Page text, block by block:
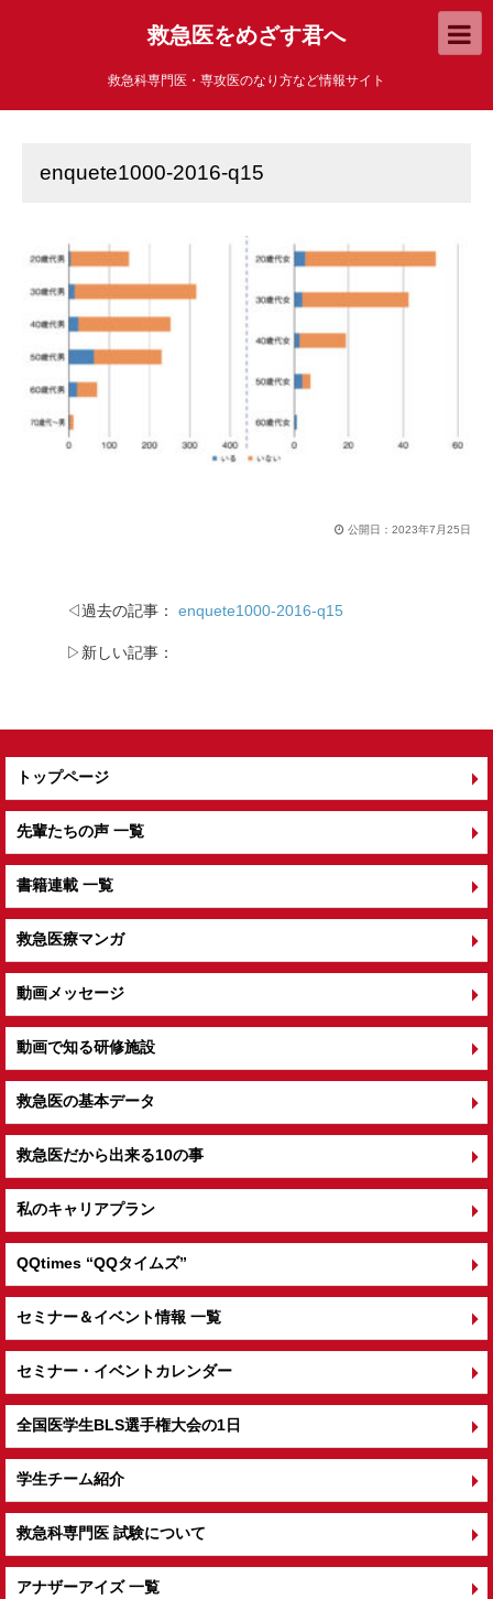
救急医をめざす君へ
救急科専門医・専攻医のなり方など情報サイト
enquete1000-2016-q15
公開日： 2023年7月25日
◁過去の記事： enquete1000-2016-q15
▷新しい記事：
トップページ
先輩たちの声 一覧
書籍連載 一覧
救急医療マンガ
動画メッセージ
動画で知る研修施設
救急医の基本データ
救急医だから出来る10の事
私のキャリアプラン
QQtimes “QQタイムズ”
セミナー＆イベント情報 一覧
セミナー・イベントカレンダー
全国医学生BLS選手権大会の1日
学生チーム紹介
救急科専門医 試験について
アナザーアイズ 一覧